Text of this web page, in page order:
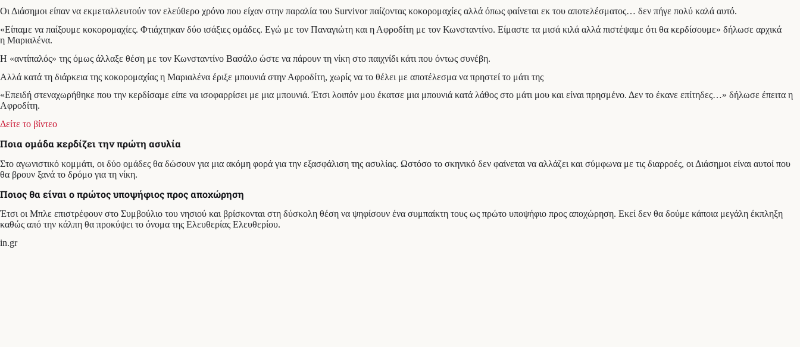
Οι Διάσημοι είπαν να εκμεταλλευτούν τον ελεύθερο χρόνο που είχαν στην παραλία του Survivor παίζοντας κοκορομαχίες αλλά όπως φαίνεται εκ του αποτελέσματος… δεν πήγε πολύ καλά αυτό.
«Είπαμε να παίξουμε κοκορομαχίες. Φτιάχτηκαν δύο ισάξιες ομάδες. Εγώ με τον Παναγιώτη και η Αφροδίτη με τον Κωνσταντίνο. Είμαστε τα μισά κιλά αλλά πιστέψαμε ότι θα κερδίσουμε» δήλωσε αρχικά
η Μαριαλένα.
Η «αντίπαλός» της όμως άλλαξε θέση με τον Κωνσταντίνο Βασάλο ώστε να πάρουν τη νίκη στο παιχνίδι κάτι που όντως συνέβη.
Αλλά κατά τη διάρκεια της κοκορομαχίας η Μαριαλένα έριξε μπουνιά στην Αφροδίτη, χωρίς να το θέλει με αποτέλεσμα να πρηστεί το μάτι της
«Επειδή στεναχωρήθηκε που την κερδίσαμε είπε να ισοφαρρίσει με μια μπουνιά. Έτσι λοιπόν μου έκατσε μια μπουνιά κατά λάθος στο μάτι μου και είναι πρησμένο. Δεν το έκανε επίτηδες…» δήλωσε έπειτα η
Αφροδίτη.
Δείτε το βίντεο
Ποια ομάδα κερδίζει την πρώτη ασυλία
Στο αγωνιστικό κομμάτι, οι δύο ομάδες θα δώσουν για μια ακόμη φορά για την εξασφάλιση της ασυλίας. Ωστόσο το σκηνικό δεν φαίνεται να αλλάζει και σύμφωνα με τις διαρροές, οι Διάσημοι είναι αυτοί που
θα βρουν ξανά το δρόμο για τη νίκη.
Ποιος θα είναι ο πρώτος υποψήφιος προς αποχώρηση
Έτσι οι Μπλε επιστρέφουν στο Συμβούλιο του νησιού και βρίσκονται στη δύσκολη θέση να ψηφίσουν ένα συμπαίκτη τους ως πρώτο υποψήφιο προς αποχώρηση. Εκεί δεν θα δούμε κάποια μεγάλη έκπληξη
καθώς από την κάλπη θα προκύψει το όνομα της Ελευθερίας Ελευθερίου.
in.gr